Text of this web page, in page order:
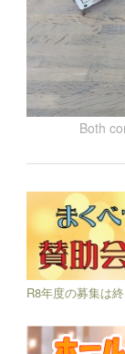
Both
R8年度の募集は